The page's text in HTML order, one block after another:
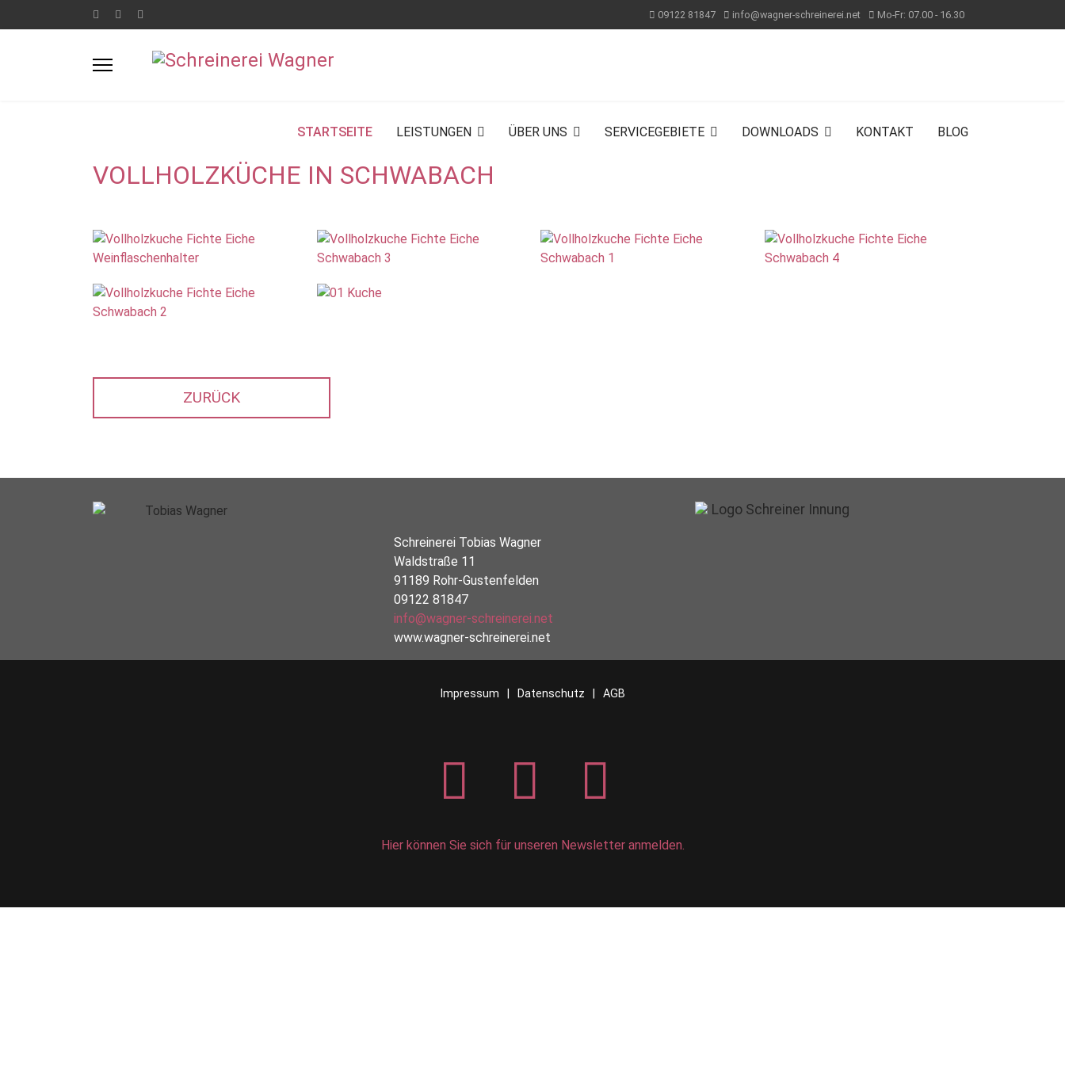
09122 81847 info@wagner-schreinerei.net Mo-Fr: 07.00 - 16.30
STARTSEITE LEISTUNGEN ÜBER UNS SERVICEGEBIETE DOWNLOADS KONTAKT BLOG
VOLLHOLZKÜCHE IN SCHWABACH
ZURÜCK
Schreinerei Tobias Wagner
Waldstraße 11
91189 Rohr-Gustenfelden
09122 81847
info@wagner-schreinerei.net
www.wagner-schreinerei.net
Impressum Datenschutz AGB
Hier können Sie sich für unseren Newsletter anmelden.